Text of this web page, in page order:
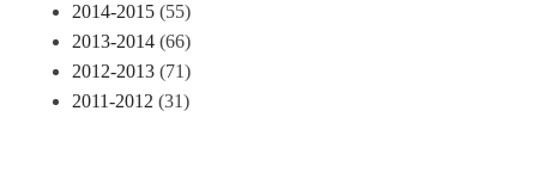
2014-2015 (55)
2013-2014 (66)
2012-2013 (71)
2011-2012 (31)